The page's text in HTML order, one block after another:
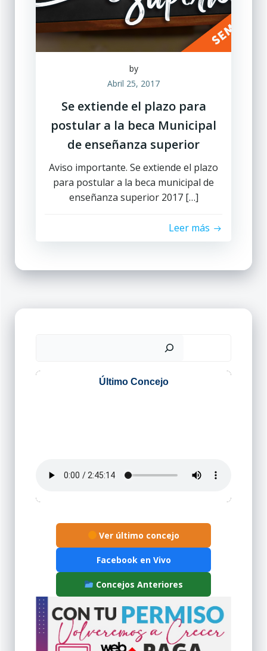
by
Abril 25, 2017
Se extiende el plazo para
postular a la beca Municipal
de enseñanza superior
Aviso importante. Se extiende el plazo
para postular a la beca municipal de
enseñanza superior 2017 […]
Leer más
Ver último concejo
Facebook en Vivo
Concejos Anteriores